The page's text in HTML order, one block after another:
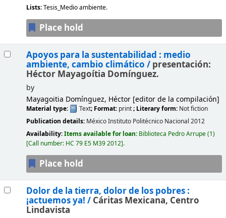
Lists:Tesis_Medio ambiente.
Place hold
Apoyos para la sustentabilidad : medio
ambiente, cambio climático / presentación:
Héctor Mayagoítia Domínguez.
by
Mayagoitia Domínguez, Héctor[editor de la compilación]
Material type: Text; Format: print; Literary form: Not fiction
Publication details: MéxicoInstituto Politécnico Nacional 2012
Availability:Items available for loan: Biblioteca Pedro Arrupe(1)
Call number: HC 79 E5 M39 2012 .
Place hold
Dolor de la tierra, dolor de los pobres :
¡actuemos ya! / Cáritas Mexicana, Centro
Lindavista